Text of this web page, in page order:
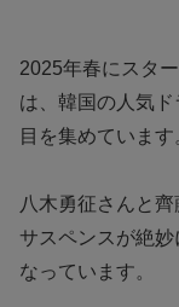
2025年春にスタ
は、韓国の人気
目を集めています
八木勇征さんと
サスペンスが絶
なっています。